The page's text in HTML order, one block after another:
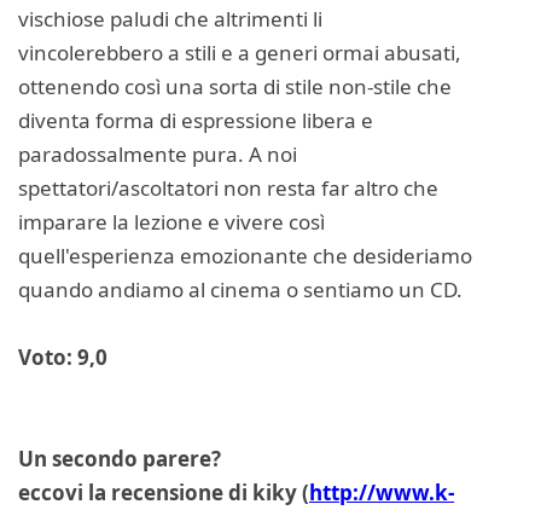
vischiose paludi che altrimenti li
vincolerebbero a stili e a generi ormai abusati,
ottenendo così una sorta di stile non-stile che
diventa forma di espressione libera e
paradossalmente pura. A noi
spettatori/ascoltatori non resta far altro che
imparare la lezione e vivere così
quell'esperienza emozionante che desideriamo
quando andiamo al cinema o sentiamo un CD.
Voto: 9,0
Un secondo parere?
eccovi la recensione di kiky (http://www.k-